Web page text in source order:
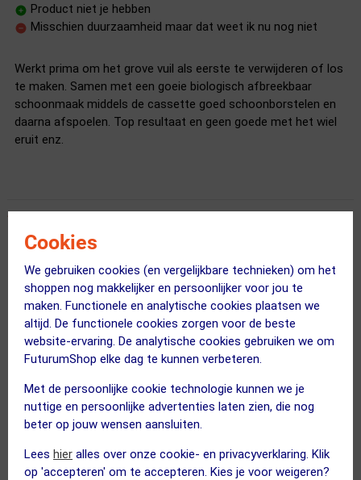
Cookies
We gebruiken cookies (en vergelijkbare technieken) om het
shoppen nog makkelijker en persoonlijker voor jou te
maken. Functionele en analytische cookies plaatsen we
altijd. De functionele cookies zorgen voor de beste
website-ervaring. De analytische cookies gebruiken we om
FuturumShop elke dag te kunnen verbeteren.
Met de persoonlijke cookie technologie kunnen we je
nuttige en persoonlijke advertenties laten zien, die nog
beter op jouw wensen aansluiten.
Lees hier alles over onze cookie- en privacyverklaring. Klik
op 'accepteren' om te accepteren. Kies je voor weigeren?
Product niet je hebben
Misschien duurzaamheid maar dat weet ik nu nog niet
Werkt prima om het grove vuil als eerste te verwijderen of los
te maken. Samen met een goeie biologisch afbreekbaar
schoonmaak middels de cassette goed schoonborstelen en
daarna afspoelen. Top resultaat en geen goede met het wiel
eruit enz.
Prima
Makkelijk in gebruik
Nooit blad of ander groot vuil in de cassette
Bij de grotere tandwielen komen de borstels niet bij de
as
De cassette is vlot en eenvoudig schoon te maken met deze
borstelset. Eenvoudig in gebruik, na iedere herfst- en winterrit
is dit een welkome tool voor een goed onderhoud.